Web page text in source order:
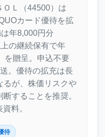
ＯＬ（44500）は
カード優待を拡
年8,000円分
の継続保有で年
を贈呈。申込不要
。優待の拡充は長
るが、株価リスクや
することを推奨。
料。
待